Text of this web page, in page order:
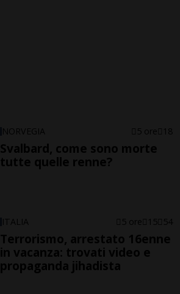
NORVEGIA 5 ore 18
Svalbard, come sono morte
tutte quelle renne?
ITALIA 5 ore 15 54
Terrorismo, arrestato 16enne
in vacanza: trovati video e
propaganda jihadista